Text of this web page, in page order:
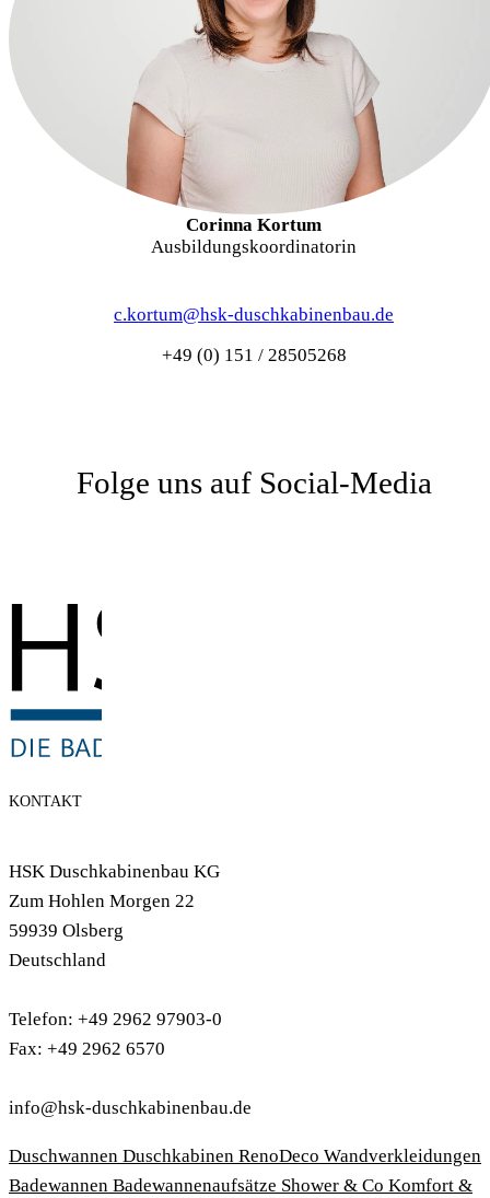
Corinna Kortum
Ausbildungskoordinatorin
c.kortum@hsk-duschkabinenbau.de
+49 (0) 151 / 28505268
Folge uns auf Social-Media
KONTAKT
HSK Duschkabinenbau KG
Zum Hohlen Morgen 22
59939 Olsberg
Deutschland
Telefon: +49 2962 97903-0
Fax: +49 2962 6570
info@hsk-duschkabinenbau.de
Duschwannen Duschkabinen RenoDeco Wandverkleidungen
Badewannen Badewannenaufsätze Shower & Co Komfort &